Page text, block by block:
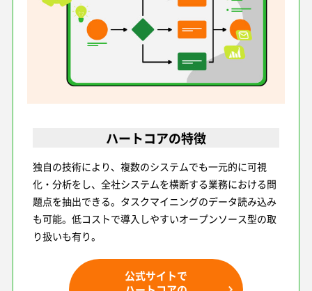
ハートコアの特徴
独自の技術により、複数のシステムでも一元的に可視
化・分析をし、全社システムを横断する業務における問
題点を抽出できる。タスクマイニングのデータ読み込み
も可能。低コストで導入しやすいオープンソース型の取
り扱いも有り。
公式サイトで